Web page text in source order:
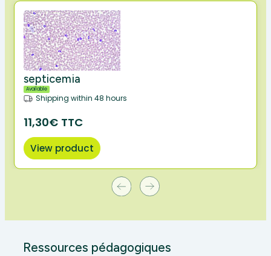
septicemia
Available
Shipping within 48 hours
11,30€ TTC
View product
Ressources pédagogiques